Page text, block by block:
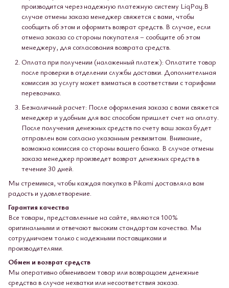
производится через надежную платежную систему LiqPay.В
случае отмены заказа менеджер свяжется с вами, чтобы
сообщить об этом и оформить возврат средств. В случае, если
отмена заказа со стороны покупателя – сообщите об этом
менеджеру, для согласования возврата средств.
Оплата при получении (наложенный платеж): Оплатите товар
после проверки в отделении службы доставки. Дополнительная
комиссия за услугу может взиматься в соответствии с тарифами
перевозчика.
Безналичный расчет: После оформления заказа с вами свяжется
менеджер и удобным для вас способом пришлет счет на оплату.
После получения денежных средств по счету ваш заказ будет
отправлен вам согласно указанным реквизитам. Внимание,
возможна комиссия со стороны вашего банка. В случае отмены
заказа менеджер произведет возврат денежных средств в
течение 30 дней.
Мы стремимся, чтобы каждая покупка в Pikami доставляла вам
радость и удовлетворение.
Гарантия качества
Все товары, представленные на сайте, являются 100%
оригинальными и отвечают высоким стандартам качества. Мы
сотрудничаем только с надежными поставщиками и
производителями.
Обмен и возврат средств
Мы оперативно обмениваем товар или возвращаем денежные
средства в случае нехватки или несоответствия заказа.